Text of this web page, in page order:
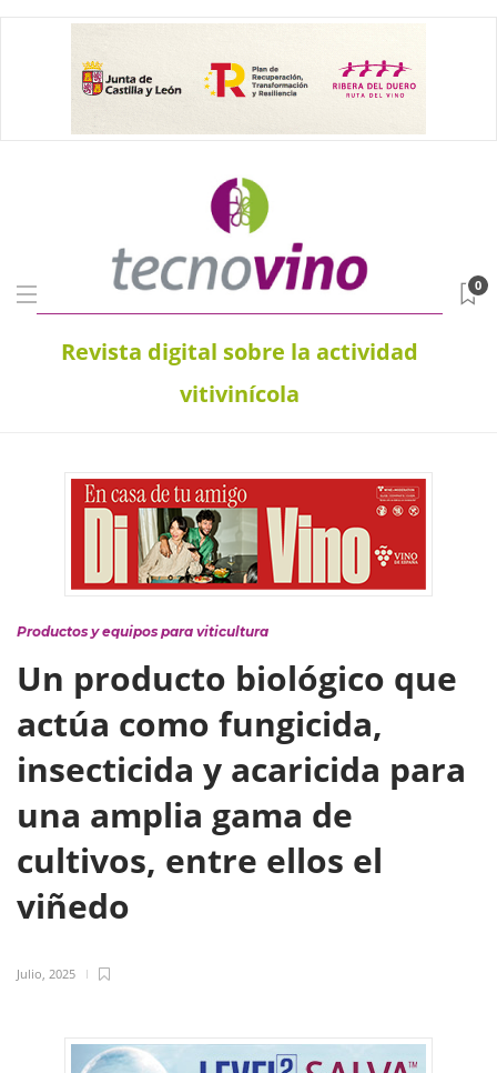
Revista digital sobre la actividad
vitivinícola
0
Productos y equipos para viticultura
Un producto biológico que
actúa como fungicida,
insecticida y acaricida para
una amplia gama de
cultivos, entre ellos el
viñedo
Julio, 2025